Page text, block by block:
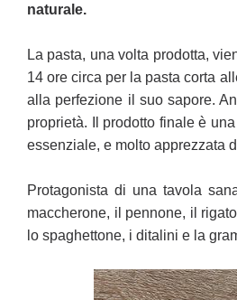
naturale.
La pasta, una volta prodotta,
14 ore circa per la pasta corta
alla perfezione il suosapore.
proprietà. Il prodotto finale è
essenziale, e molto apprezzata
Protagonista di una tavola
maccherone, il pennone, il
lo spaghettone, i ditalini e la